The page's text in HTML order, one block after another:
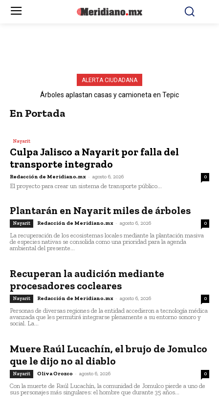
ALERTA CIUDADANA
Árboles aplastan casas y camioneta en Tepic
En Portada
Nayarit
Culpa Jalisco a Nayarit por falla del
transporte integrado
Redacción de Meridiano.mx - agosto 6, 2026 0
El proyecto para crear un sistema de transporte público...
Plantarán en Nayarit miles de árboles
Nayarit Redacción de Meridiano.mx - agosto 6, 2026 0
La recuperación de los ecosistemas locales mediante la plantación masiva
de especies nativas se consolida como una prioridad para la agenda
ambiental del presente...
Recuperan la audición mediante
procesadores cocleares
Nayarit Redacción de Meridiano.mx - agosto 6, 2026 0
Personas de diversas regiones de la entidad accedieron a tecnología médica
avanzada que les permitirá integrarse plenamente a su entorno sonoro y
social. La...
Muere Raúl Lucachín, el brujo de Jomulco
que le dijo no al diablo
Nayarit Oliva Orozco - agosto 6, 2026 0
Con la muerte de Raúl Lucachín, la comunidad de Jomulco pierde a uno de
sus personajes más singulares: el hombre que durante 35 años...